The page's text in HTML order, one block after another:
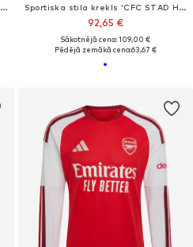
Sportiska stila krekls 'Borussia Dortmund BVB' Sportiska stila krekls 'CFC STAD HM'
92,65 €
Sākotnējā cena: 109,00 €
Pēdējā zemākā cena:63,67 €